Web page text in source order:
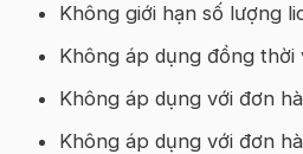
Không giới hạn số lượng
Không áp dụng đồng
Không áp dụng với đơn
Không áp dụng với đơn